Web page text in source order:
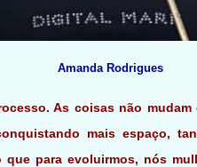
Amanda Rodrigues
As coisas não
mais espaço,
para evoluirmos, nós